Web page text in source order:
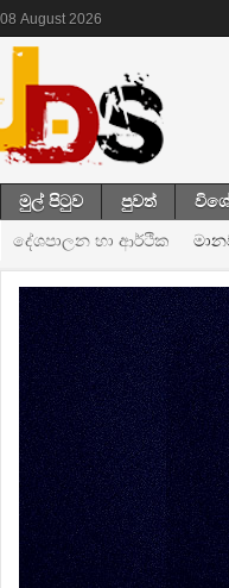
08 August 2026
මුල් පිටුව පුවත්
දේශපාලන හා ආර්ථික